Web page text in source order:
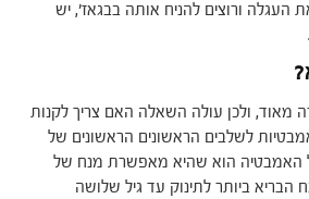
העגלה ורוצים להניח אותה בבגאז', יש
מאוד, ולכן עולה השאלה האם צריך לקנות
לשלבים הראשונים הראשונים של
האמבטיה הוא שהיא מאפשרת מנח של
ביותר לתינוק עד גיל שלושה